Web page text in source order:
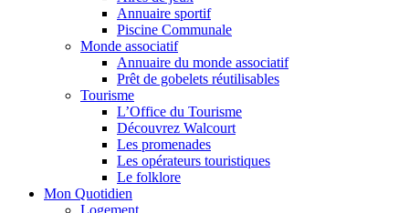
Annuaire sportif
Piscine Communale
Monde associatif
Annuaire du monde associatif
Prêt de gobelets réutilisables
Tourisme
L’Office du Tourisme
Découvrez Walcourt
Les promenades
Les opérateurs touristiques
Le folklore
Mon Quotidien
Logement